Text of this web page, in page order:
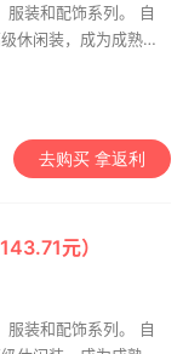
服装和配饰系列。 自
休闲装，成为成熟奢
去购买 拿返利
元）
服装和配饰系列。 自